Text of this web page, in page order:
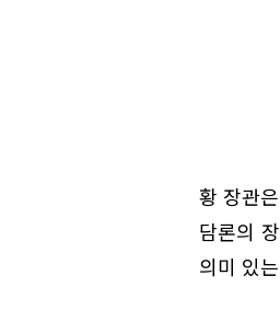
황 장관
담론의
의미 있